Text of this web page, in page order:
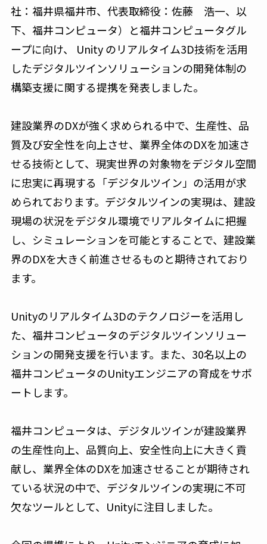
社：福井県福井市、代表取締役：佐藤 浩一、以
下、福井コンピュータ）と福井コンピュータグル
ープに向け、 Unity のリアルタイム3D技術を活用
したデジタルツインソリューションの開発体制の
構築支援に関する提携を発表しました。
建設業界のDXが強く求められる中で、生産性、品
質及び安全性を向上させ、業界全体のDXを加速さ
せる技術として、現実世界の対象物をデジタル空間
に忠実に再現する「デジタルツイン」の活用が求
められております。デジタルツインの実現は、建設
現場の状況をデジタル環境でリアルタイムに把握
し、シミュレーションを可能とすることで、建設業
界のDXを大きく前進させるものと期待されており
ます。
Unityのリアルタイム3Dのテクノロジーを活用し
た、福井コンピュータのデジタルツインソリュー
ションの開発支援を行います。また、30名以上の
福井コンピュータのUnityエンジニアの育成をサポ
ートします。
福井コンピュータは、デジタルツインが建設業界
の生産性向上、品質向上、安全性向上に大きく貢
献し、業界全体のDXを加速させることが期待され
ている状況の中で、デジタルツインの実現に不可
欠なツールとして、Unityに注目しました。